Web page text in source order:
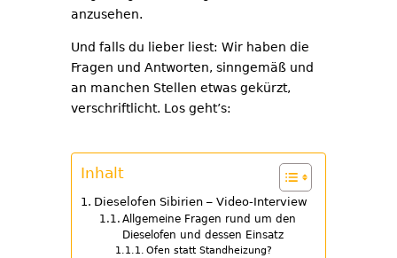
anzusehen.
Und falls du lieber liest: Wir haben die
Fragen und Antworten, sinngemäß und
an manchen Stellen etwas gekürzt,
verschriftlicht. Los geht’s:
Inhalt
Dieselofen Sibirien – Video-Interview
Allgemeine Fragen rund um den
Dieselofen und dessen Einsatz
Ofen statt Standheizung?